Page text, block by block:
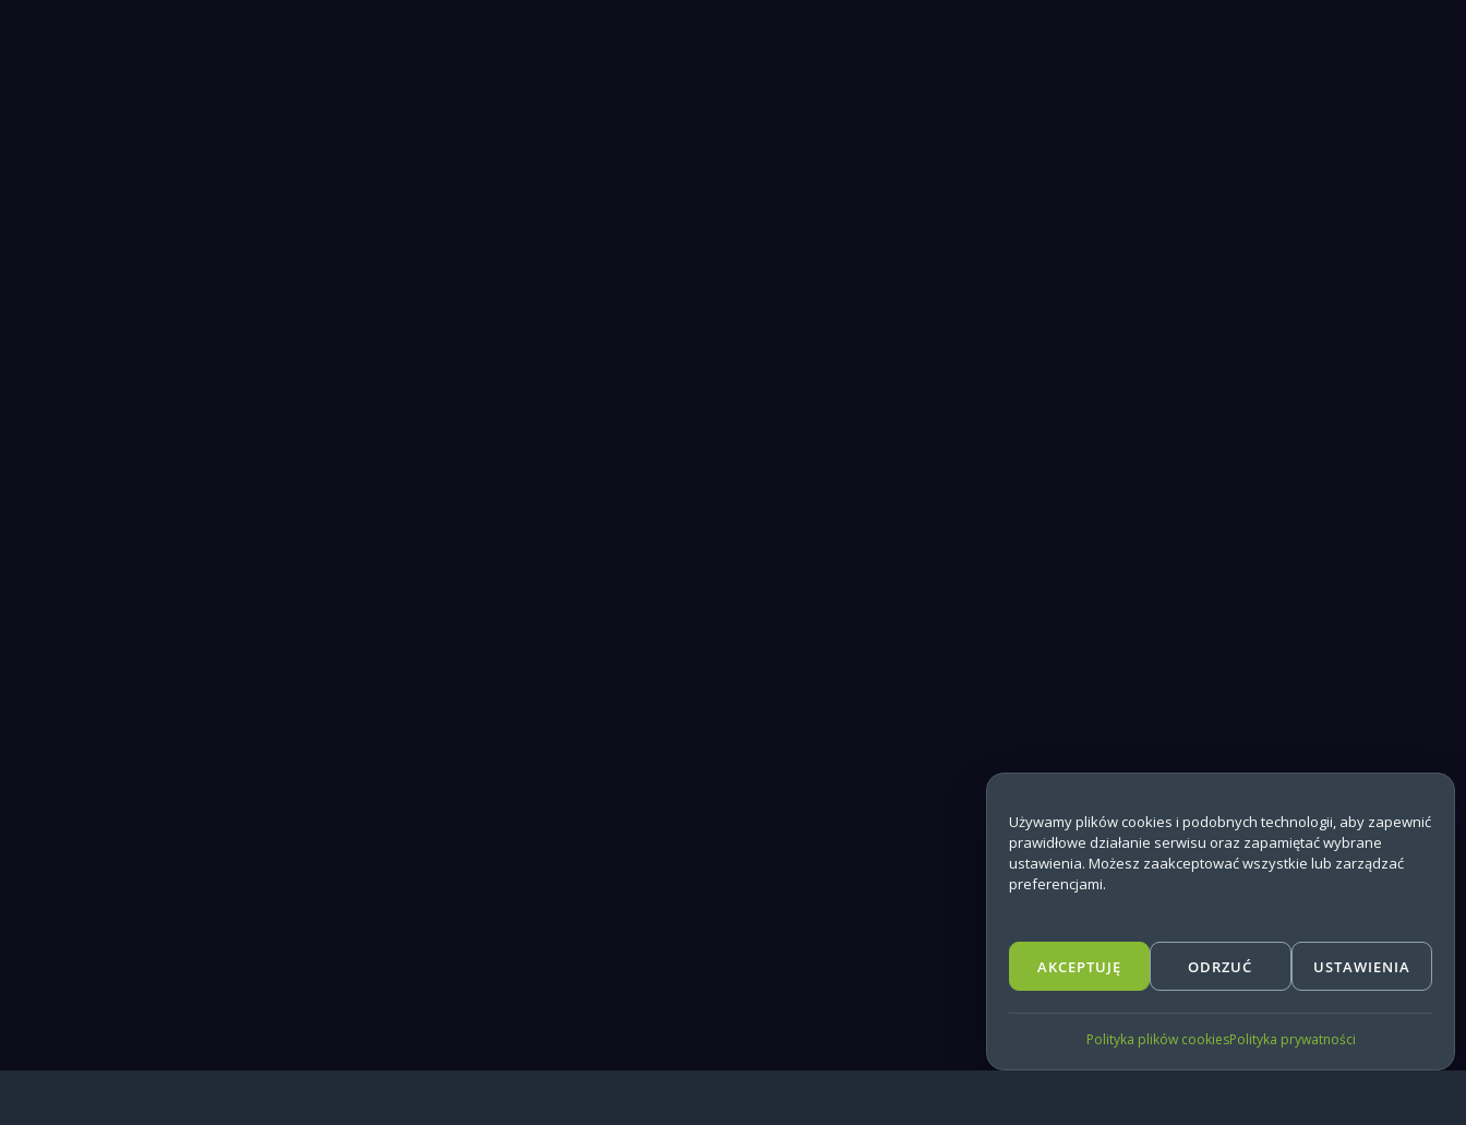
Używamy plików cookies i podobnych technologii, aby zapewnić
prawidłowe działanie serwisu oraz zapamiętać wybrane
ustawienia. Możesz zaakceptować wszystkie lub zarządzać
preferencjami.
AKCEPTUJĘ ODRZUĆ USTAWIENIA
Polityka plików cookiesPolityka prywatności